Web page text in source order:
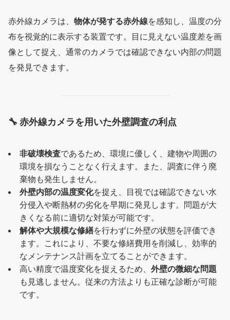
赤外線カメラは、 物体が発する赤外線を感知し、温度の分
布を視覚的に表示する装置です。目に見えない温度差を画
像として捉え、通常のカメラでは確認できない内部の問題
を発見できます。
🔧 赤外線カメラを用いた外壁調査の利点
非破壊検査であるため、環境に優しく、建物や周囲の
環境を損なうことなく行えます。また、調査に伴う廃
棄物も発生しません。
外壁内部の温度変化を捉え、目視では確認できない水
分侵入や断熱材の劣化を早期に発見します。問題が大
きくなる前に適切な対策が可能です。
解体や大規模な修繕を行わずに外壁の状態を評価でき
ます。これにより、不要な修繕費用を削減し、効率的
なメンテナンス計画を立てることができます。
高い精度で温度変化を捉えるため、 外壁の微細な問題
も見逃しません。従来の方法よりも正確な診断が可能
です。